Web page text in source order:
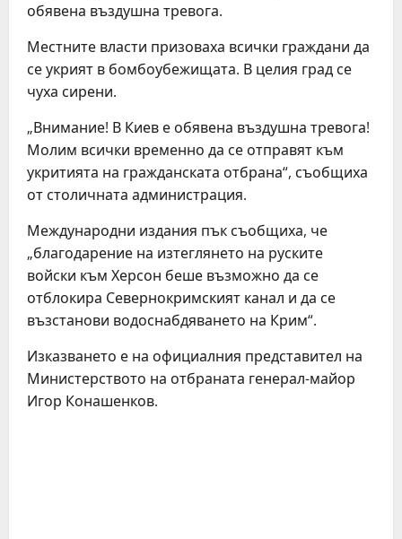
обявена въздушна тревога.
Местните власти призоваха всички граждани да
се укрият в бомбоубежищата. В целия град се
чуха сирени.
„Внимание! В Киев е обявена въздушна тревога!
Молим всички временно да се отправят към
укритията на гражданската отбрана“, съобщиха
от столичната администрация.
Международни издания пък съобщиха, че
„благодарение на изтеглянето на руските
войски към Херсон беше възможно да се
отблокира Севернокримският канал и да се
възстанови водоснабдяването на Крим“.
Изказването е на официалния представител на
Министерството на отбраната генерал-майор
Игор Конашенков.